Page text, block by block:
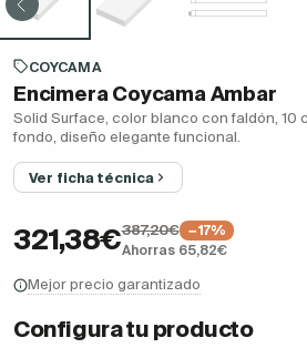
COYCAMA
Encimera Coycama Ambar
Solid Surface, color blanco con faldón, 10
fondo, diseño elegante funcional.
Ver ficha técnica
321,38€387,20€
−17%
Ahorras 65,82€
Mejor precio garantizado
Configura tu producto